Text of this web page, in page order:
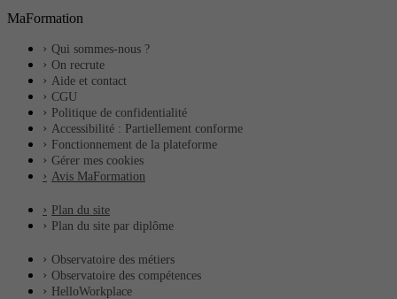
MaFormation
Qui sommes-nous ?
On recrute
Aide et contact
CGU
Politique de confidentialité
Accessibilité : Partiellement conforme
Fonctionnement de la plateforme
Gérer mes cookies
Avis MaFormation
Plan du site
Plan du site par diplôme
Observatoire des métiers
Observatoire des compétences
HelloWorkplace